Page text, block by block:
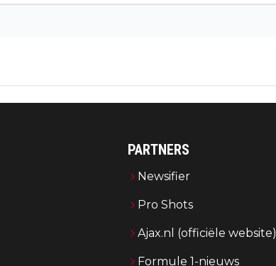
PARTNERS
Newsifier
Pro Shots
Ajax.nl (officiële website)
Formule 1-nieuws